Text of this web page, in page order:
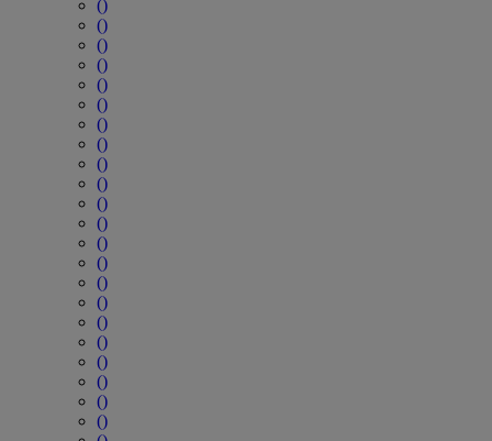
()
()
()
()
()
()
()
()
()
()
()
()
()
()
()
()
()
()
()
()
()
()